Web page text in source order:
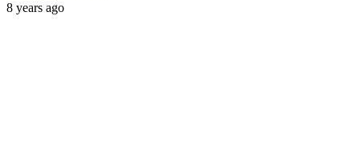
8 years ago